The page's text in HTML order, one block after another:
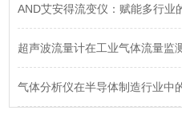
AND艾安得流变仪：赋能多行业
超声波流量计在工业气体流量监
气体分析仪在半导体制造行业中